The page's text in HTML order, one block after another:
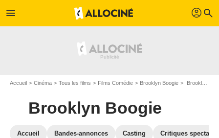
menu profil search
Accueil Cinéma Tous les films Films Comédie Brooklyn Boogie Brooklyn Boogie en DVD Blu Ray
Brooklyn Boogie
Accueil Bandes-annonces Casting Critiques